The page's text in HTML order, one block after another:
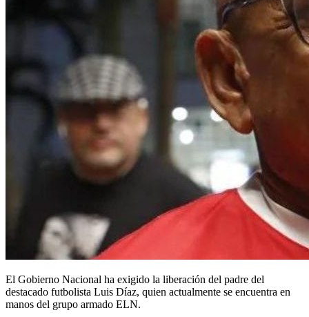
El Gobierno Nacional ha exigido la liberación del padre del
destacado futbolista Luis Díaz, quien actualmente se encuentra en
manos del grupo armado ELN.